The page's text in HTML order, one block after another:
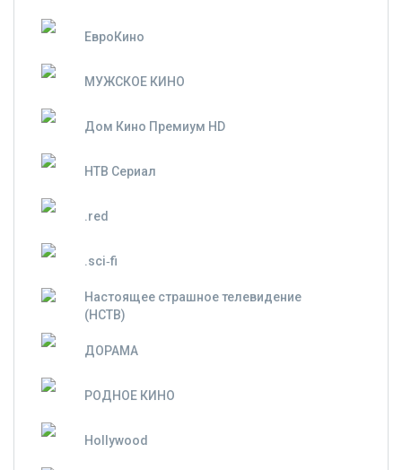
ЕвроКино
МУЖСКОЕ КИНО
Дом Кино Премиум HD
НТВ Сериал
.red
.sci‑fi
Настоящее страшное телевидение
(НСТВ)
ДОРАМА
РОДНОЕ КИНО
Hollywood